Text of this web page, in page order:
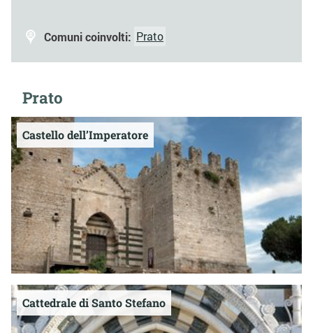
Comuni coinvolti: Prato
Prato
Castello dell’Imperatore
Cattedrale di Santo Stefano